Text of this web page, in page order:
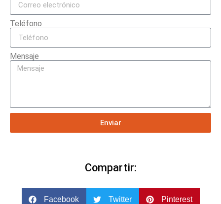
Teléfono
Mensaje
Enviar
Compartir:
Facebook Twitter Pinterest